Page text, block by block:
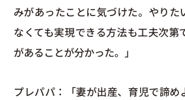
みがあったことに気づけた。やりた
なくても実現できる方法も工夫次第
があることが分かった。」
プレパパ：「妻が出産、育児で諦め